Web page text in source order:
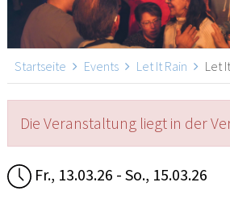
Startseite Events Let It Rain Let
Die Veranstaltung liegt in der
Fr., 13.03.26 - So., 15.03.26